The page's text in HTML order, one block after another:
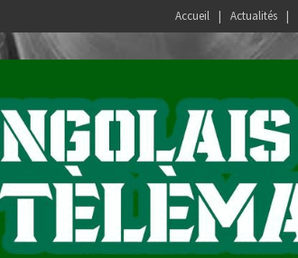
Accueil Actualités